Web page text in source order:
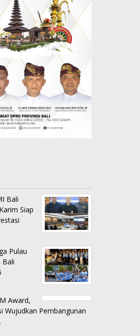
Bali
Siap
Pulau
Bali
Award,
Wujudkan Pembangunan